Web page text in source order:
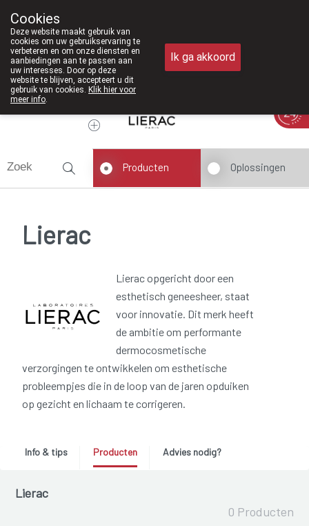
011/610300
Vandaag
Producten Oplossingen
Lierac
Lierac opgericht door een
esthetisch geneesheer, staat
voor innovatie. Dit merk heeft
de ambitie om performante
dermocosmetische
verzorgingen te ontwikkelen om esthetische
probleempjes die in de loop van de jaren opduiken
op gezicht en lichaam te corrigeren.
Info & tips Producten Advies nodig?
Lierac
0 Producten
Cookies
Deze website maakt gebruik van
cookies om uw gebruikservaring te
verbeteren en om onze diensten en
aanbiedingen aan te passen aan
uw interesses. Door op deze
website te blijven, accepteert u dit
gebruik van cookies. Klik hier voor
meer info.
Ik ga akkoord